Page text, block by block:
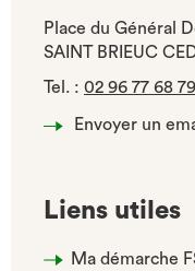
Place du Général
SAINT BRIEUC
Tel. : 02 96 77 68 79
Envoyer un
Liens utiles
Ma démarche